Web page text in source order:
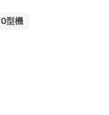
型機